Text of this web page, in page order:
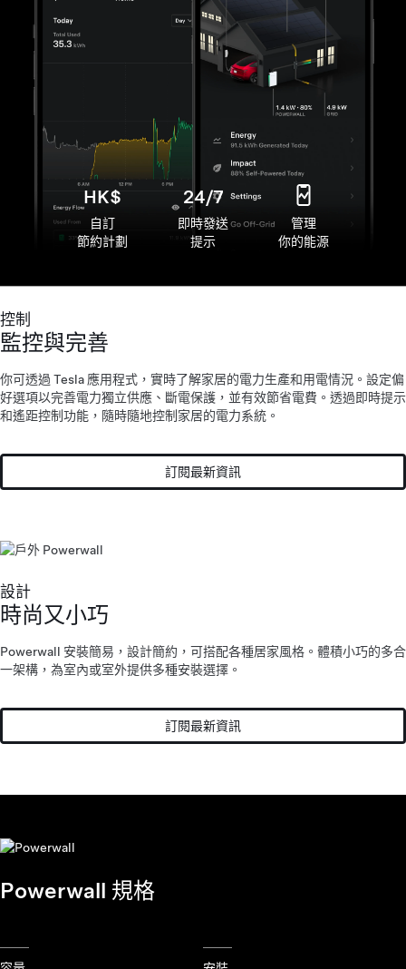
HK$
自訂
節約計劃
24/7
即時發送
提示
管理
你的能源
你可透過 Tesla 應用程式，實時了解家居的電力生產和用電情況。設定偏
好選項以完善電力獨立供應、斷電保護，並有效節省電費。透過即時提示
和遙距控制功能，隨時隨地控制家居的電力系統。
訂閱最新資訊
控制
監控與完善
兒童安全與
10 倍
靈活的模組配置
防水
Powerwall 安裝簡易，設計簡約，可搭配各種居家風格。體積小巧的多合
一架構，為室內或室外提供多種安裝選擇。
訂閱最新資訊
設計
時尚又小巧
Powerwall 規格